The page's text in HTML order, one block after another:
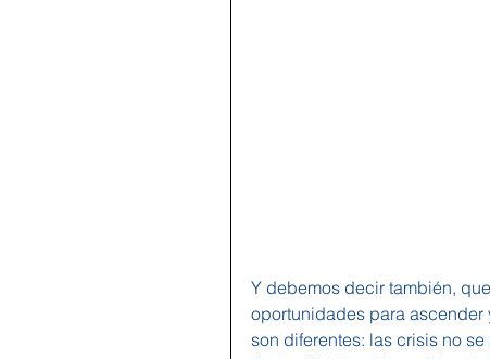
Y debemos decir también,
oportunidades para
son diferentes: las crisis no